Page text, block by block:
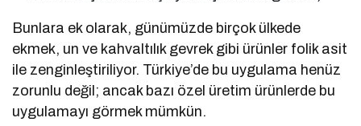
Bunlara ek olarak, günümüzde birçok ülkede
ekmek, un ve kahvaltılık gevrek gibi ürünler folik asit
ile zenginleştiriliyor. Türkiye’de bu uygulama henüz
zorunlu değil; ancak bazı özel üretim ürünlerde bu
uygulamayı görmek mümkün.